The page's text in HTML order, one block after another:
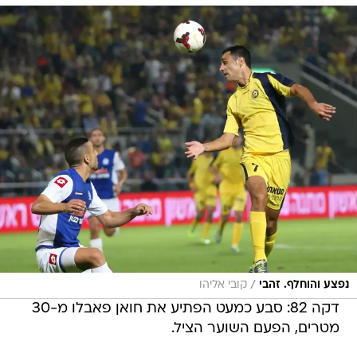
נפצע והוחלף. זהבי / קובי אליהו
דקה 82: סבע כמעט הפתיע את חואן פאבלו מ-30
מטרים, הפעם השוער הציל.